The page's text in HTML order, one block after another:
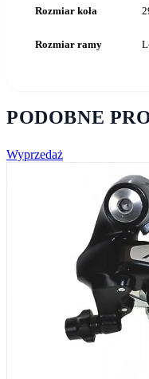
Rozmiar koła
Rozmiar ramy
PODOBNE
Wyprzedaż